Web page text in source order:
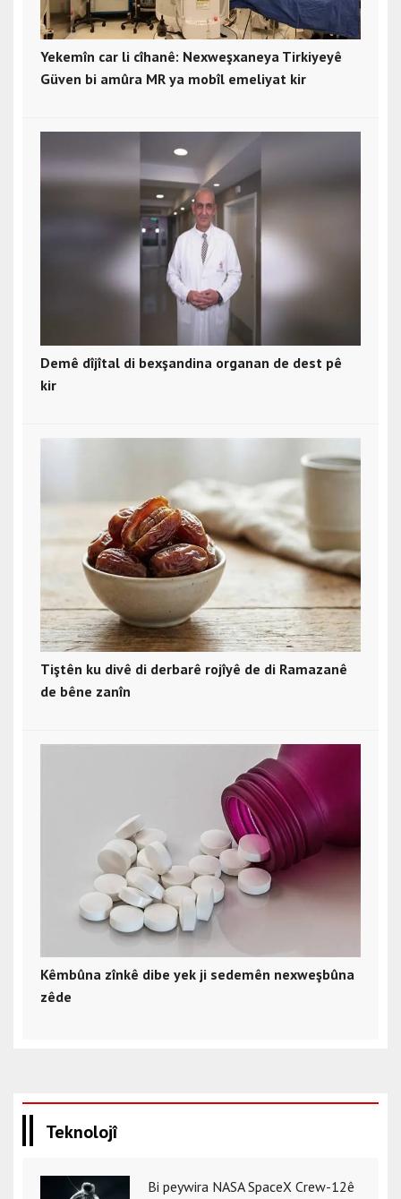
Yekemîn car li cîhanê: Nexweşxaneya Tirkiyeyê
Güven bi amûra MR ya mobîl emeliyat kir
Demê dîjîtal di bexşandina organan de dest pê
kir
Tiştên ku divê di derbarê rojîyê de di Ramazanê
de bêne zanîn
Kêmbûna zînkê dibe yek ji sedemên nexweşbûna
zêde
Teknolojî
Bi peywira NASA SpaceX Crew-12ê